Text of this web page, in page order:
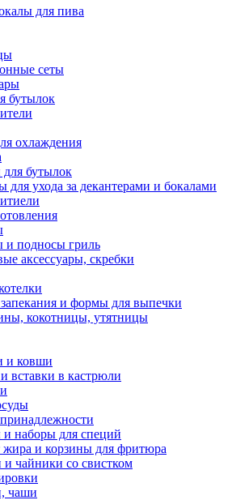
для пива
сеты
бутылок
охлаждения
бутылок
для ухода за декантерами и бокалами
и подносы гриль
аксессуары, скребки
и формы для выпечки
кокотницы, утятницы
и ковши
вставки в кастрюли
наборы для специй
и корзины для фритюра
и чайники со свистком
чаши